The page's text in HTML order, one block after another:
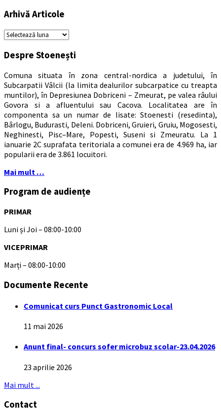
Arhivă Articole
Arhivă
Despre Stoenești
Comuna situata în zona central-nordica a judetului, în
Subcarpatii Vâlcii (la limita dealurilor subcarpatice cu treapta
muntilor), în Depresiunea Dobriceni – Zmeurat, pe valea râului
Govora si a afluentului sau Cacova. Localitatea are în
componenta sa un numar de lisate: Stoenesti (resedinta),
Bârlogu, Budurasti, Deleni. Dobriceni, Gruieri, Gruiu, Mogosesti,
Neghinesti, Pisc–Mare, Popesti, Suseni si Zmeuratu. La 1
ianuarie 2C suprafata teritoriala a comunei era de 4.969 ha, iar
popularii era de 3.861 locuitori.
Mai mult …
Program de audiențe
PRIMAR
Luni și Joi – 08:00-10:00
VICEPRIMAR
Marți – 08:00-10:00
Documente Recente
Comunicat curs Punct Gastronomic Local
11 mai 2026
Anunt final- concurs sofer microbuz scolar-23.04.2026
23 aprilie 2026
Mai mult ...
Contact